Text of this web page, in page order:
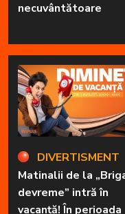
necuvântătoare
DIVERTISMENT
Matinalii de la
devreme” intră în
vacanță! În perioada